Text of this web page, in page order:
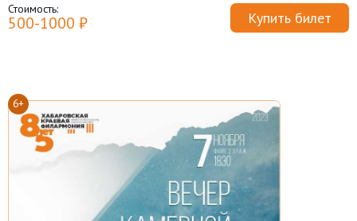
Стоимость:
500-1000 ₽ Купить билет
6+